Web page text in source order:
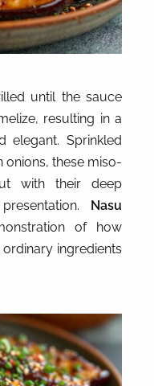
until the sauce
resulting in a
elegant. Sprinkled
onions, these miso-
with their deep
Nasu
of how
ingredients